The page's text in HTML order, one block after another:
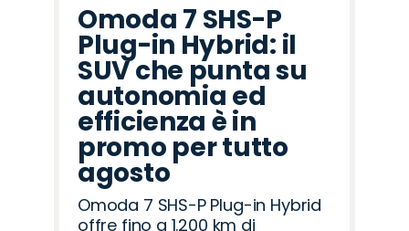
Omoda 7 SHS-P
Plug-in Hybrid: il
SUV che punta su
autonomia ed
efficienza è in
promo per tutto
agosto
Omoda 7 SHS-P Plug-in Hybrid
offre fino a 1.200 km di